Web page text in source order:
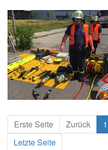
Erste Seite Zurück 1
Letzte Seite